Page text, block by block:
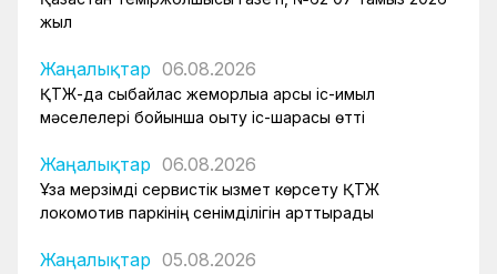
жыл
Жаңалықтар 06.08.2026
ҚТЖ-да сыбайлас жемқорлыққа қарсы іс-қимыл
мәселелері бойынша оқыту іс-шарасы өтті
Жаңалықтар 06.08.2026
Ұзақ мерзімді сервистік қызмет көрсету ҚТЖ
локомотив паркінің сенімділігін арттырады
Жаңалықтар 05.08.2026